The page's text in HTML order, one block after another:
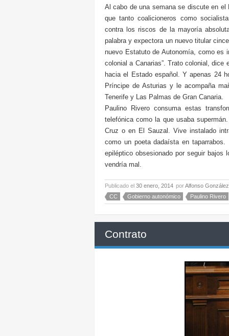
Al cabo de una semana se discute en el
que tanto coalicioneros como
contra los riscos de la mayoría
palabra y expectora un nuevo titular
nuevo Estatuto de Autonomía, como es
colonial a Canarias”. Trato colonial,
hacia el Estado español. Y apenas 24
Príncipe de Asturias y le acompaña
Tenerife y Las Palmas de Gran Canaria.
Paulino Rivero consuma estas
telefónica como la que usaba
Cruz o en El Sauzal. Vive instalado
como un poeta dadaísta en
epiléptico obsesionado por seguir
vendría mal.
Publicado el 30 enero, 2014 porAlfonso
CC
Gobierno autonómico Paulino Rivero
Contrato